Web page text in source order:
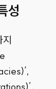
성
지